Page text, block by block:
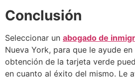
Conclusión
Seleccionar un abogado de
Nueva York, para que le ayude
obtención de la tarjeta verde
en cuanto al éxito del mismo. Le